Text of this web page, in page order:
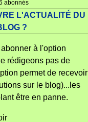
abonnés
L'ACTUALITÉ DU
?
à l'option
rédigeons pas de
permet de recevoir
sur le blog)...les
être en panne.